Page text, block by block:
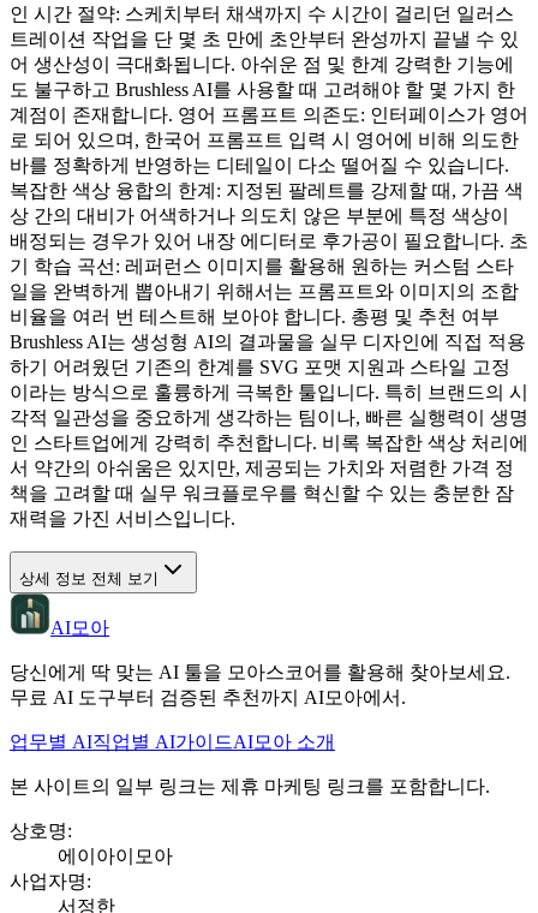
인 시간 절약: 스케치부터 채색까지 수 시간이 걸리던 일러스
트레이션 작업을 단 몇 초 만에 초안부터 완성까지 끝낼 수 있
어 생산성이 극대화됩니다. 아쉬운 점 및 한계 강력한 기능에
도 불구하고 Brushless AI를 사용할 때 고려해야 할 몇 가지 한
계점이 존재합니다. 영어 프롬프트 의존도: 인터페이스가 영어
로 되어 있으며, 한국어 프롬프트 입력 시 영어에 비해 의도한
바를 정확하게 반영하는 디테일이 다소 떨어질 수 있습니다.
복잡한 색상 융합의 한계: 지정된 팔레트를 강제할 때, 가끔 색
상 간의 대비가 어색하거나 의도치 않은 부분에 특정 색상이
배정되는 경우가 있어 내장 에디터로 후가공이 필요합니다. 초
기 학습 곡선: 레퍼런스 이미지를 활용해 원하는 커스텀 스타
일을 완벽하게 뽑아내기 위해서는 프롬프트와 이미지의 조합
비율을 여러 번 테스트해 보아야 합니다. 총평 및 추천 여부
Brushless AI는 생성형 AI의 결과물을 실무 디자인에 직접 적용
하기 어려웠던 기존의 한계를 SVG 포맷 지원과 스타일 고정
이라는 방식으로 훌륭하게 극복한 툴입니다. 특히 브랜드의 시
각적 일관성을 중요하게 생각하는 팀이나, 빠른 실행력이 생명
인 스타트업에게 강력히 추천합니다. 비록 복잡한 색상 처리에
서 약간의 아쉬움은 있지만, 제공되는 가치와 저렴한 가격 정
책을 고려할 때 실무 워크플로우를 혁신할 수 있는 충분한 잠
재력을 가진 서비스입니다.
상세 정보 전체 보기
AI모아
당신에게 딱 맞는 AI 툴을 모아스코어를 활용해 찾아보세요.
무료 AI 도구부터 검증된 추천까지 AI모아에서.
업무별 AI직업별 AI가이드AI모아 소개
본 사이트의 일부 링크는 제휴 마케팅 링크를 포함합니다.
상호명:
에이아이모아
사업자명:
서정한